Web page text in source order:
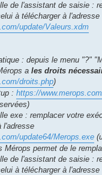
de l'assistant de saisie :
à télécharger à l'adresse
update/Valeurs.xdm
: depuis le menu "?"
a les droits
droits.php)
: https://
exe : remplacer votre
l'adresse
update64/Merops.exe
Mérops permet de le
de l'assistant de saisie :
à télécharger à l'adresse